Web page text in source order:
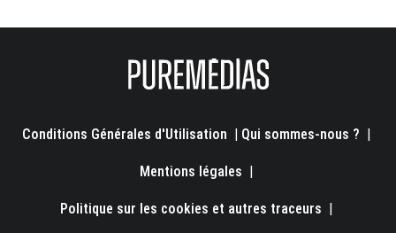
Conditions Générales d'Utilisation | Qui sommes-nous ? |
Mentions légales |
Politique sur les cookies et autres traceurs |